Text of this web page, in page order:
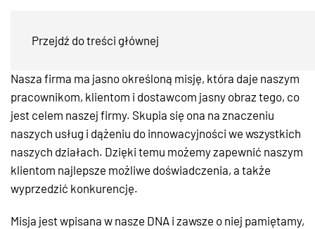
Przejdź do treści głównej
Nasze wartości i misja
Nasza firma ma jasno określoną misję, która daje naszym
pracownikom, klientom i dostawcom jasny obraz tego, co
jest celem naszej firmy. Skupia się ona na znaczeniu
naszych usług i dążeniu do innowacyjności we wszystkich
naszych działach. Dzięki temu możemy zapewnić naszym
klientom najlepsze możliwe doświadczenia, a także
wyprzedzić konkurencję.
Misja jest wpisana w nasze DNA i zawsze o niej pamiętamy,